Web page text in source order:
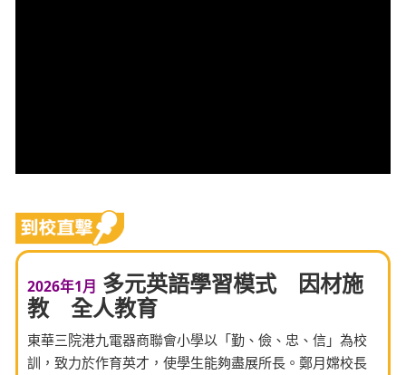
2026年1月 多元英語學習模式 因材施
教 全人教育
東華三院港九電器商聯會小學以「勤、儉、忠、信」為校
訓，致力於作育英才，使學生能夠盡展所長。鄭月嫦校長